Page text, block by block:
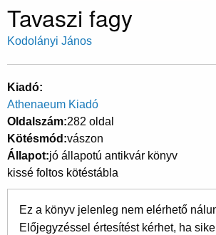
Tavaszi fagy
Kodolányi János
Kiadó
Athenaeum Kiadó
Oldalszám 282 oldal
Kötésmód vászon
Állapot jó állapotú antikvár könyv
kissé foltos kötéstábla
Ez a könyv jelenleg nem elérhető
Előjegyzéssel értesítést kérhet, ha